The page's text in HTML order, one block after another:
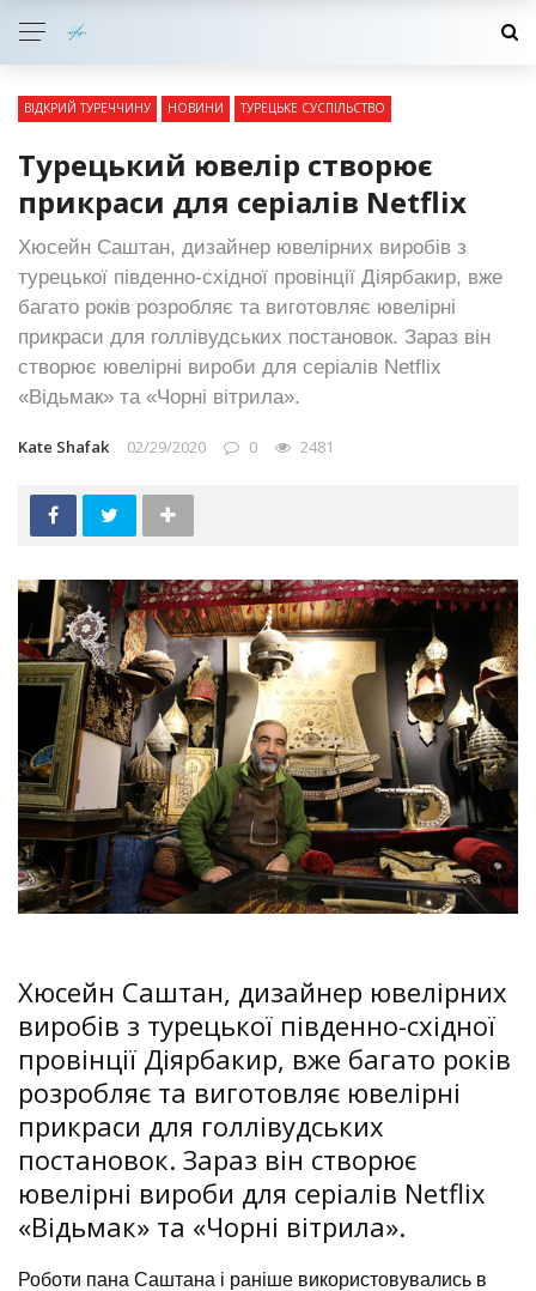
ВІДКРИЙ ТУРЕЧЧИНУ НОВИНИ ТУРЕЦЬКЕ СУСПІЛЬСТВО
Турецький ювелір створює
прикраси для серіалів Netflix
Хюсейн Саштан, дизайнер ювелірних виробів з
турецької південно-східної провінції Діярбакир, вже
багато років розробляє та виготовляє ювелірні
прикраси для голлівудських постановок. Зараз він
створює ювелірні вироби для серіалів Netflix
«Відьмак» та «Чорні вітрила».
Kate Shafak 02/29/2020 0 2481
Хюсейн Саштан, дизайнер ювелірних
виробів з турецької південно-східної
провінції Діярбакир, вже багато років
розробляє та виготовляє ювелірні
прикраси для голлівудських
постановок. Зараз він створює
ювелірні вироби для серіалів Netflix
«Відьмак» та «Чорні вітрила».
Роботи пана Саштана і раніше використовувались в